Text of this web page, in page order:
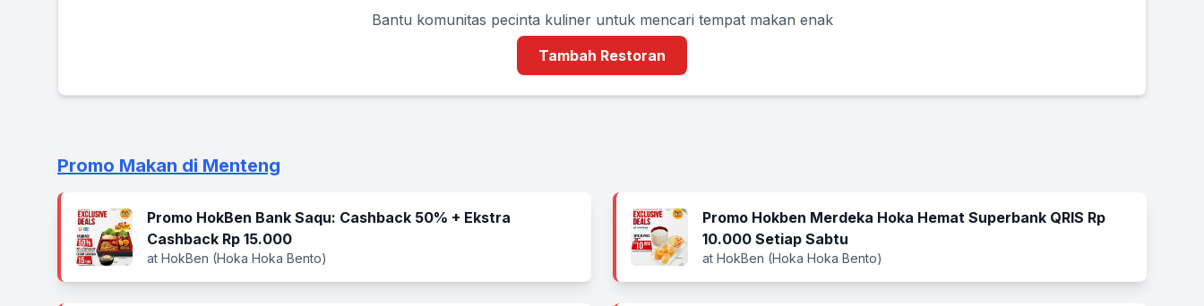
Bantu komunitas pecinta kuliner untuk mencari tempat makan enak
Tambah Restoran
Promo Makan di Menteng
Promo HokBen Bank Saqu: Cashback 50% + Ekstra
Cashback Rp 15.000
at HokBen (Hoka Hoka Bento)
Promo Hokben Merdeka Hoka Hemat Superbank QRIS Rp
10.000 Setiap Sabtu
at HokBen (Hoka Hoka Bento)